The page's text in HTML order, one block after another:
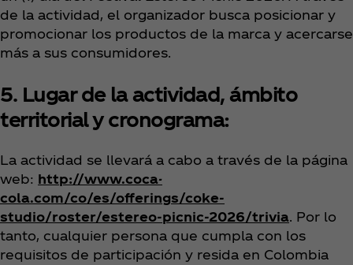
de la actividad, el organizador busca posicionar y
promocionar los productos de la marca y acercarse
más a sus consumidores.
5. Lugar de la actividad, ámbito
territorial y cronograma:
La actividad se llevará a cabo a través de la página
web: http://www.coca-
cola.com/co/es/offerings/coke-
studio/roster/estereo-picnic-2026/trivia. Por lo
tanto, cualquier persona que cumpla con los
requisitos de participación y resida en Colombia